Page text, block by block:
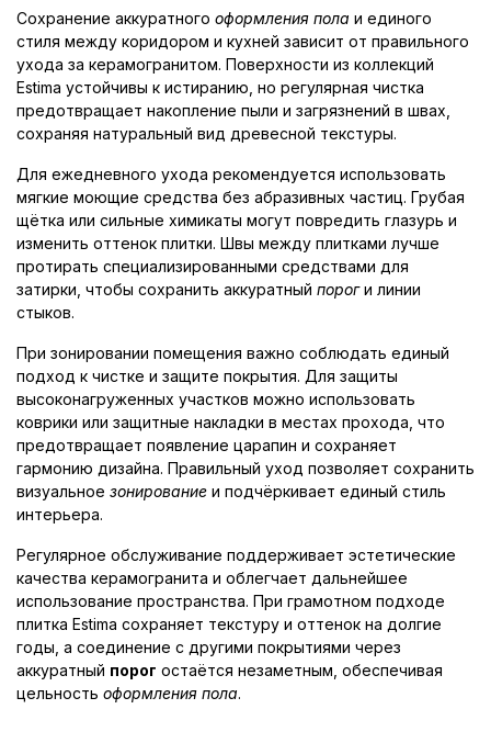
Сохранение аккуратного оформления пола и единого
стиля между коридором и кухней зависит от правильного
ухода за керамогранитом. Поверхности из коллекций
Estima устойчивы к истиранию, но регулярная чистка
предотвращает накопление пыли и загрязнений в швах,
сохраняя натуральный вид древесной текстуры.
Для ежедневного ухода рекомендуется использовать
мягкие моющие средства без абразивных частиц. Грубая
щётка или сильные химикаты могут повредить глазурь и
изменить оттенок плитки. Швы между плитками лучше
протирать специализированными средствами для
затирки, чтобы сохранить аккуратный пороги линии
стыков.
При зонировании помещения важно соблюдать единый
подход к чистке и защите покрытия. Для защиты
высоконагруженных участков можно использовать
коврики или защитные накладки в местах прохода, что
предотвращает появление царапин и сохраняет
гармонию дизайна. Правильный уход позволяет сохранить
визуальное зонирование и подчёркивает единый стиль
интерьера.
Регулярное обслуживание поддерживает эстетические
качества керамогранита и облегчает дальнейшее
использование пространства. При грамотном подходе
плитка Estima сохраняет текстуру и оттенок на долгие
годы, а соединение с другими покрытиями через
аккуратный порог остаётся незаметным, обеспечивая
цельность оформления пола.